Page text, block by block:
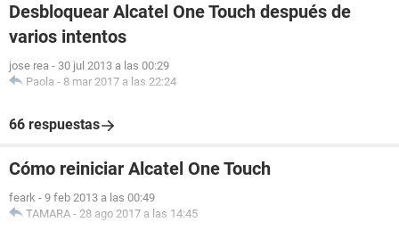
Desbloquear Alcatel One Touch después de
varios intentos
jose rea - 30 jul 2013 a las 00:29
Paola - 8 mar 2017 a las 22:24
66 respuestas
Cómo reiniciar Alcatel One Touch
feark - 9 feb 2013 a las 00:49
TAMARA - 28 ago 2017 a las 14:45